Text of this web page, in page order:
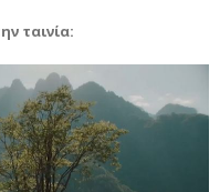
ταινία: